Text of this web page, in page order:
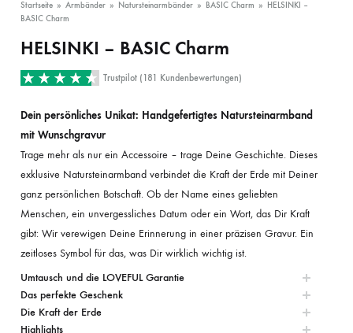
Startseite » Armbänder » Natursteinarmbänder » BASIC Charm » HELSINKI –
BASIC Charm
HELSINKI – BASIC Charm
Trustpilot (181 Kundenbewertungen)
Dein persönliches Unikat: Handgefertigtes Natursteinarmband
mit Wunschgravur
Trage mehr als nur ein Accessoire – trage Deine Geschichte. Dieses
exklusive Natursteinarmband verbindet die Kraft der Erde mit Deiner
ganz persönlichen Botschaft. Ob der Name eines geliebten
Menschen, ein unvergessliches Datum oder ein Wort, das Dir Kraft
gibt: Wir verewigen Deine Erinnerung in einer präzisen Gravur. Ein
zeitloses Symbol für das, was Dir wirklich wichtig ist.
Umtausch und die LOVEFUL Garantie
Das perfekte Geschenk
Die Kraft der Erde
Highlights